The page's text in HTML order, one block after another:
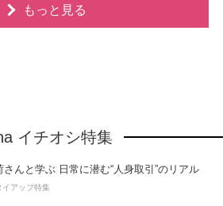
もっと見る
イチオシ特集
さんと学ぶ 日常に潜む“人身取引”のリアル
イアップ特集